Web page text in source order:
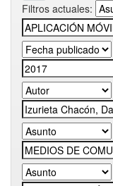
Filtros actuales: